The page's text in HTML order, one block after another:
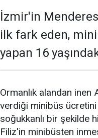
İzmir'in
ilk fark eden,
yapan 16
Ormanlık alandan inen
verdiği minibüs ücretini
soğukkanlı bir şekilde
Filiz'in minibüsten